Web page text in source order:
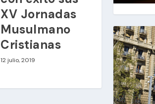
XV Jornadas
Musulmano
Cristianas
12 julio, 2019